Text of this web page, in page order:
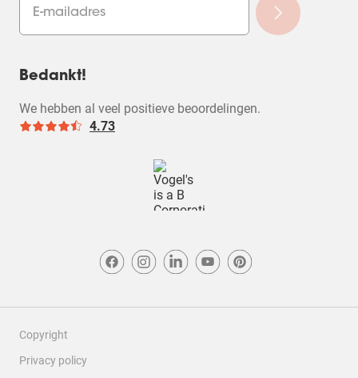
Bedankt!
We hebben al veel positieve beoordelingen.
4.73
Copyright
Privacy policy